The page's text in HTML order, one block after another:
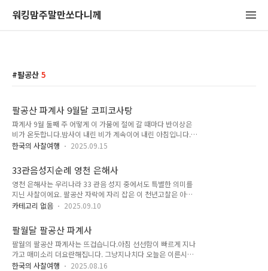
워킹맘주말만쏘다니께
팔공산 5
팔공산 파계사 9월달 코피코사탕
파계사 9월 둘째 주 어떻게 이 가뭄에 절에 갈 때마다 반이상은
비가 온듯합니다.밤사이 내린 비가 계속이어 내린 아침입니다.법
회시간보다 이르게 기도 마치려 서둘러 갔더니 더 부지런한 분들
사 전하고 법당에 홀로 앉아 잠시 멍도 때려봤습니다.수능기도
안내문이 걸려있어요. 큰 조카가 고3인데 수능 잘 치르기를 기원
합니다.이른 시간 전각을 옮겨 다닐 때는 발걸음을 조심하게 됩
니다. 혹여라도 소란스럽거나 방해될까 봐서요. 파계사는 전각이
옹기종기 모여있어 이리저리 순서대로 들리는 재미가 있어요.산
중인 목수님들을 볼 수 있었어요. 무탈하게 조금은 서둘러 공사
잘 마무리되었으면 좋..
한국의 사찰여행 2025.09.15
33관음성지순례 영천 은해사
영천 은해사는 우리나라 33 관음 성지 중에서도 특별한 의미를
지닌 사찰이에요. 팔공산 자락에 자리 잡은 이 천년고찰은 아미
타 부처님을 주불로 모시며, 수많은 불자들의 극락왕생 기도처가
왕실 원찰로서의 역사를 간직하고 있어요. 오늘은 은해사의 깊은
역사와 아미타 신앙, 그리고 33 관음 성지순례의 의미를 함께 살
펴보려고 해요. 은해사는 신라 헌덕왕 원년(809년)에 혜철국사
가 창건한 천년고찰이에요. 처음 이름은 '해안사'였는데, 고려 시
대에 들어서면서 '은해사'로 불리게 되었답니다. 은해사라는 이
카테고리 없음 2025.09.10
팔월달 팔공산 파계사
팔월의 팔공산 파계사는 뜨겁습니다.아침 선선함이 빠르게 지나
가고 매미소리 더요란해집니다. 그냥지나치다 오늘은 이른시간
이니 한번 찍어봅니다.걸어오르시는분도 계시고 차타고 바로오
한국의 사찰여행 2025.08.16